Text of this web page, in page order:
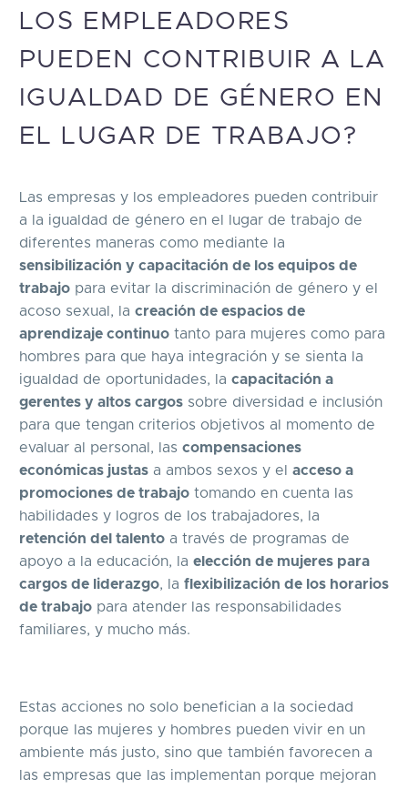
LOS EMPLEADORES
PUEDEN CONTRIBUIR A LA
IGUALDAD DE GÉNERO EN
EL LUGAR DE TRABAJO?
Las empresas y los empleadores pueden contribuir
a la igualdad de género en el lugar de trabajo de
diferentes maneras como mediante la
sensibilización y capacitación de los equipos de
trabajo para evitar la discriminación de género y el
acoso sexual, la creación de espacios de
aprendizaje continuo tanto para mujeres como para
hombres para que haya integración y se sienta la
igualdad de oportunidades, la capacitación a
gerentes y altos cargos sobre diversidad e inclusión
para que tengan criterios objetivos al momento de
evaluar al personal, las compensaciones
económicas justas a ambos sexos y el acceso a
promociones de trabajo tomando en cuenta las
habilidades y logros de los trabajadores, la
retención del talento a través de programas de
apoyo a la educación, la elección de mujeres para
cargos de liderazgo, la flexibilización de los horarios
de trabajo para atender las responsabilidades
familiares, y mucho más.
Estas acciones no solo benefician a la sociedad
porque las mujeres y hombres pueden vivir en un
ambiente más justo, sino que también favorecen a
las empresas que las implementan porque mejoran